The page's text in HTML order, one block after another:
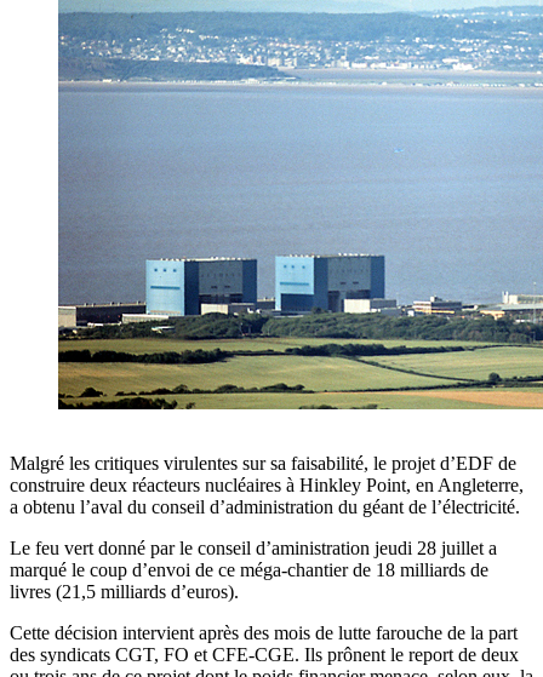
Malgré les critiques virulentes sur sa faisabilité, le projet d’EDF de
construire deux réacteurs nucléaires à Hinkley Point, en Angleterre,
a obtenu l’aval du conseil d’administration du géant de l’électricité.
Le feu vert donné par le conseil d’aministration jeudi 28 juillet a
marqué le coup d’envoi de ce méga-chantier de 18 milliards de
livres (21,5 milliards d’euros).
Cette décision intervient après des mois de lutte farouche de la part
des syndicats CGT, FO et CFE-CGE. Ils prônent le report de deux